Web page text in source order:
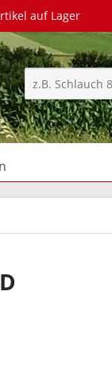
auf Lager